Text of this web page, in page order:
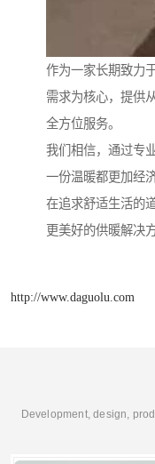
作为一家长期致力
需求为核心，提供
全方位服务。
我们相信，通过专
一份温暖都更加经
在追求舒适生活的
更美好的供暖解决方
http://www.daguolu.com
Development, design,